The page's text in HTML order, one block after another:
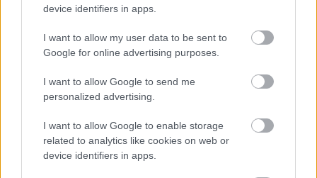
device identifiers in apps.
I want to allow my user data to be sent to
Google for online advertising purposes.
I want to allow Google to send me
personalized advertising.
I want to allow Google to enable storage
related to analytics like cookies on web or
device identifiers in apps.
3 napja
Nem tud úrrá lenni a fékproblémákon a Cadillac